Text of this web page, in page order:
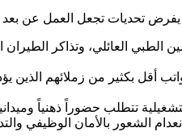
العائلي، وتذاكر الطيران
أقل بكثير من زملائهم الذين